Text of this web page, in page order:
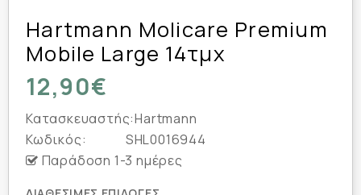
Hartmann Molicare Premium
Mobile Large 14τμχ
12,90€
Κατασκευαστής:Hartmann
Κωδικός:
SHL0016944
Παράδοση 1-3 ημέρες